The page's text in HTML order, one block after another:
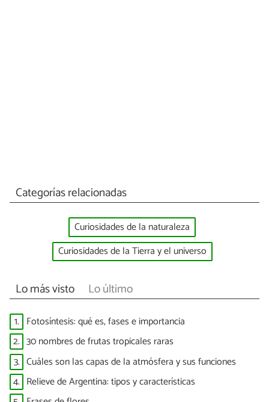
Categorías relacionadas
Curiosidades de la naturaleza
Curiosidades de la Tierra y el universo
Lo más visto Lo último
1. Fotosíntesis: qué es, fases e importancia
2. 30 nombres de frutas tropicales raras
3. Cuáles son las capas de la atmósfera y sus funciones
4. Relieve de Argentina: tipos y características